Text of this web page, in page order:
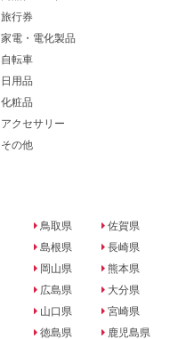
旅行券
家電・電化製品
自転車
日用品
化粧品
アクセサリー
その他
鳥取県
島根県
岡山県
広島県
山口県
徳島県
佐賀県
長崎県
熊本県
大分県
宮崎県
鹿児島県